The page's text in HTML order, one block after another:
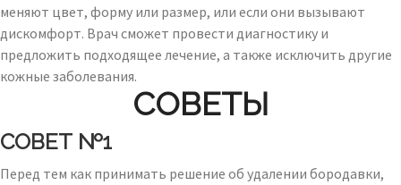
меняют цвет, форму или размер, или если они вызывают
дискомфорт. Врач сможет провести диагностику и
предложить подходящее лечение, а также исключить другие
кожные заболевания.
СОВЕТЫ
СОВЕТ №1
Перед тем как принимать решение об удалении бородавки,